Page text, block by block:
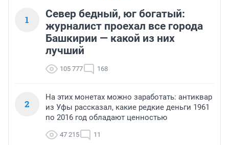
1
Север бедный, юг богатый:
журналист проехал все города
Башкирии — какой из них
лучший
105 777 168
2
На этих монетах можно заработать: антиквар
из Уфы рассказал, какие редкие деньги 1961
по 2016 год обладают ценностью
47 215 11